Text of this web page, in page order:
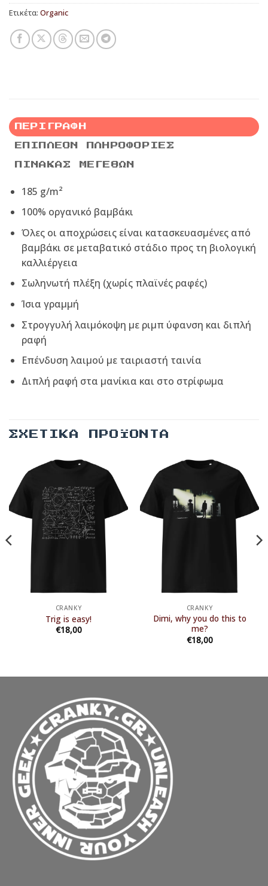
Ετικέτα: Organic
ΠΕΡΙΓΡΑΦΉ
ΕΠΙΠΛΈΟΝ ΠΛΗΡΟΦΟΡΊΕΣ
ΠΊΝΑΚΑΣ ΜΕΓΕΘΏΝ
185 g/m²
100% οργανικό βαμβάκι
Όλες οι αποχρώσεις είναι κατασκευασμένες από
βαμβάκι σε μεταβατικό στάδιο προς τη βιολογική
καλλιέργεια
Σωληνωτή πλέξη (χωρίς πλαϊνές ραφές)
Ίσια γραμμή
Στρογγυλή λαιμόκοψη με ριμπ ύφανση και διπλή
ραφή
Επένδυση λαιμού με ταιριαστή ταινία
Διπλή ραφή στα μανίκια και στο στρίφωμα
ΣΧΕΤΙΚΆ ΠΡΟΪΌΝΤΑ
CRANKY
Trig is easy!
€18,00
CRANKY
Dimi, why you do this to
me?
€18,00